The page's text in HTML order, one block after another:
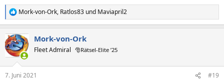
R
e
k
t
i
Mork-von-Ork, Ratlos83 und Maviapril2
Mork-von-Ork
Fleet Admiral 🎅Rätsel-Elite ’25
7. Juni 2021 #19